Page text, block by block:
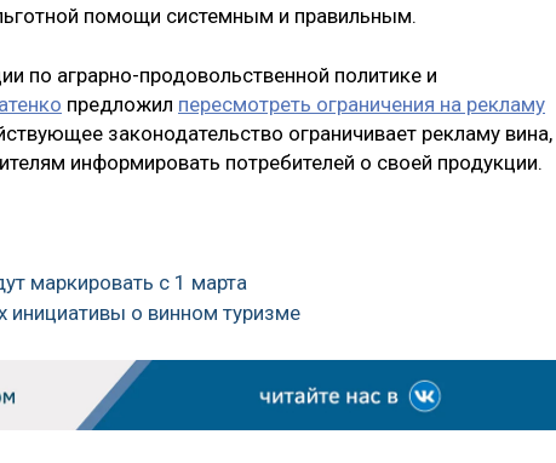
помощи системным и правильным.
по аграрно-продовольственной политике и
предложил пересмотреть ограничения на рекламу
законодательство ограничивает рекламу вина,
информировать потребителей о своей продукции.
маркировать с 1 марта
инициативы о винном туризме